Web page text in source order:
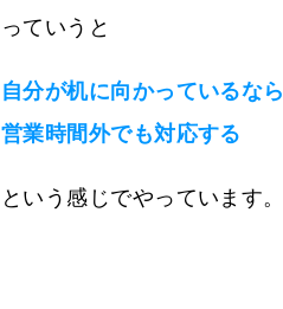
っていうと
自分が机に向かっているなら
営業時間外でも対応する
という感じでやっています。